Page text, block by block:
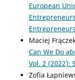
European
Maciej
Can We Do
Vol. 2 (2022):
Zofia